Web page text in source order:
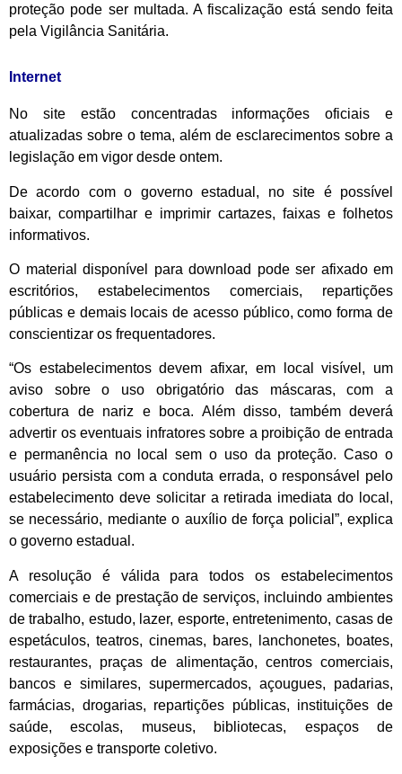
proteção pode ser multada. A fiscalização está sendo feita
pela Vigilância Sanitária.
Internet
No site estão concentradas informações oficiais e
atualizadas sobre o tema, além de esclarecimentos sobre a
legislação em vigor desde ontem.
De acordo com o governo estadual, no site é possível
baixar, compartilhar e imprimir cartazes, faixas e folhetos
informativos.
O material disponível para download pode ser afixado em
escritórios, estabelecimentos comerciais, repartições
públicas e demais locais de acesso público, como forma de
conscientizar os frequentadores.
“Os estabelecimentos devem afixar, em local visível, um
aviso sobre o uso obrigatório das máscaras, com a
cobertura de nariz e boca. Além disso, também deverá
advertir os eventuais infratores sobre a proibição de entrada
e permanência no local sem o uso da proteção. Caso o
usuário persista com a conduta errada, o responsável pelo
estabelecimento deve solicitar a retirada imediata do local,
se necessário, mediante o auxílio de força policial”, explica
o governo estadual.
A resolução é válida para todos os estabelecimentos
comerciais e de prestação de serviços, incluindo ambientes
de trabalho, estudo, lazer, esporte, entretenimento, casas de
espetáculos, teatros, cinemas, bares, lanchonetes, boates,
restaurantes, praças de alimentação, centros comerciais,
bancos e similares, supermercados, açougues, padarias,
farmácias, drogarias, repartições públicas, instituições de
saúde, escolas, museus, bibliotecas, espaços de
exposições e transporte coletivo.